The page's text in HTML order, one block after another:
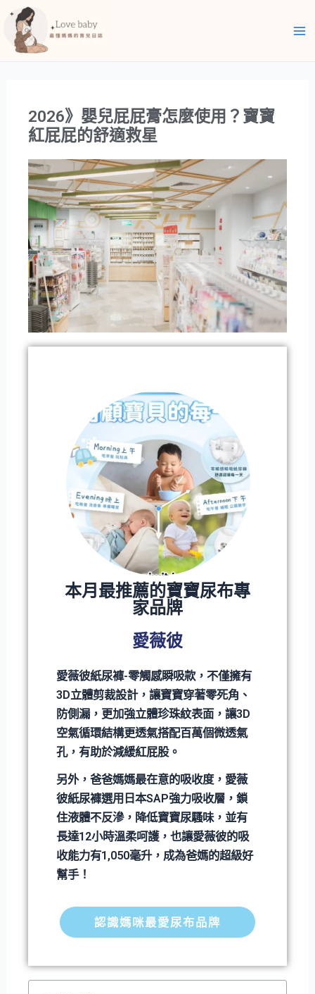
2026》嬰兒屁屁膏怎麼使用？寶寶
紅屁屁的舒適救星
本月最推薦的寶寶尿布專
家品牌
愛薇彼
愛薇彼紙尿褲-零觸感瞬吸款，不僅擁有
3D立體剪裁設計，讓寶寶穿著零死角、
防側漏，更加強立體珍珠紋表面，讓3D
空氣循環結構更透氣搭配百萬個微透氣
孔，有助於減緩紅屁股。
另外，爸爸媽媽最在意的吸收度，愛薇
彼紙尿褲選用日本SAP強力吸收層，鎖
住液體不反滲，降低寶寶尿騷味，並有
長達12小時溫柔呵護，也讓愛薇彼的吸
收能力有1,050毫升，成為爸媽的超級好
幫手！
認識媽咪最愛尿布品牌